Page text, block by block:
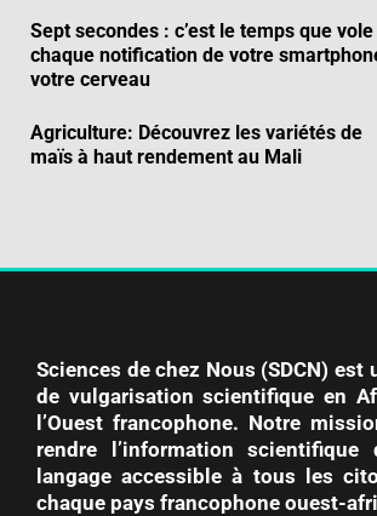
Sept secondes : c’est le temps que vole
chaque notification de votre
votre cerveau
Agriculture: Découvrez les variétés de
maïs à haut rendement au Mali
Sciences de chez Nous (SDCN) est
de vulgarisation scientifique en
l’Ouest francophone. Notre
rendre l’information scientifique
langage accessible à tous les
chaque pays francophone ouest-